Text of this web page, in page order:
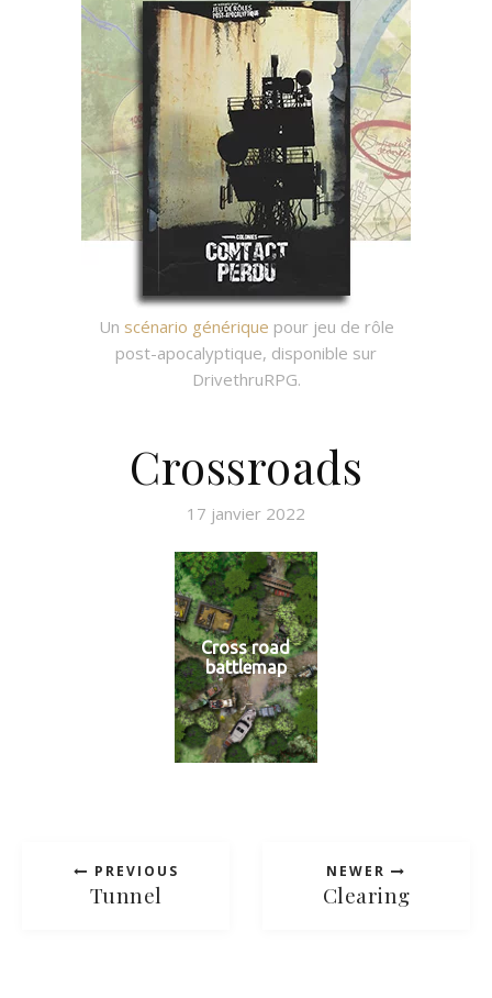
Un scénario générique pour jeu de rôle
post-apocalyptique, disponible sur
DrivethruRPG.
Crossroads
17 janvier 2022
Cross road
battlemap
PREVIOUS
Tunnel
NEWER
Clearing